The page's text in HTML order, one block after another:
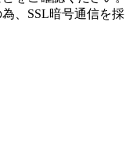
、SSL暗号通信を採